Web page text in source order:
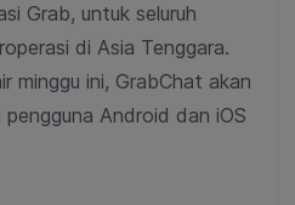
Grab, untuk seluruh
di Asia Tenggara.
minggu ini, GrabChat akan
Android dan iOS